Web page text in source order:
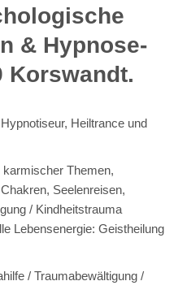
& Hypnose-
Korswandt.
Heiltrance und
karmischer Themen,
Seelenreisen,
/ Kindheitstrauma
Lebensenergie: Geistheilung
/ Traumabewältigung /